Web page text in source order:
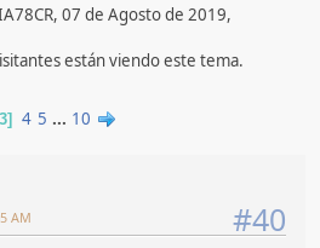
07 de Agosto de 2019,
están viendo este tema.
3 4 5 ... 10
#40
AM